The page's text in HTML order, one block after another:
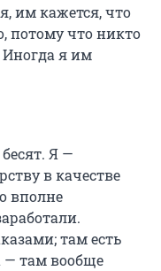
им кажется, что
потому что никто
Иногда я им
Я —
в качестве
вполне
там есть
— там вообще